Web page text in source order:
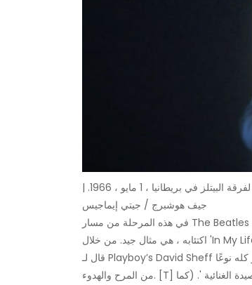
جون لينون من فرقة البيتلز يغني في إمباير بول في ويمبلي فيما سيكون آخر حفل لفرقة البيتلز في بريطانيا ، 1 مايو ، 1966. |
جيف هوشبرج / جيتي إيماجيس
في هذه المرحلة من مسار The Beatles ، بدأ جون في تجربة المزيد من الأغاني الشخصية. 'المساعدة' ، التي ناقش فيها جون
قال لـ Playboy’s David Sheff في عام 1980: 'أعتقد أنه كان أول عمل رئيسي حقيقي لي'. 'حتى ذلك الحين كان الأمر كله نوعًا
من المرح والهدوء. [T] كانت القبعة هي المرة الأولى التي أضع فيها بوعي الجزء الأدبي من نفسي في القصيدة الغنائية '. (كما